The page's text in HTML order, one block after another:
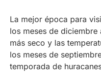
La mejor época para
los meses de
más seco y las
los meses de
temporada de